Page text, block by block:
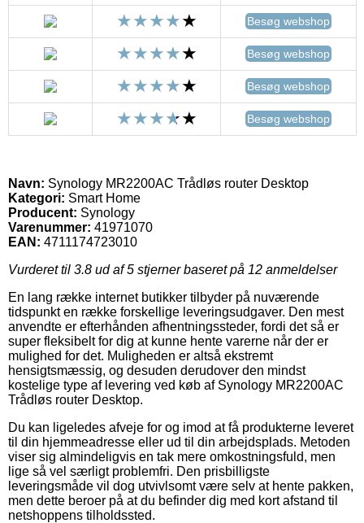
Besøg webshop
Besøg webshop
Besøg webshop
Besøg webshop
Navn: Synology MR2200AC Trådløs router Desktop
Kategori: Smart Home
Producent: Synology
Varenummer: 41971070
EAN: 4711174723010
Vurderet til 3.8 ud af 5 stjerner baseret på 12 anmeldelser
En lang række internet butikker tilbyder på nuværende
tidspunkt en række forskellige leveringsudgaver. Den mest
anvendte er efterhånden afhentningssteder, fordi det så er
super fleksibelt for dig at kunne hente varerne når der er
mulighed for det. Muligheden er altså ekstremt
hensigtsmæssig, og desuden derudover den mindst
kostelige type af levering ved køb af Synology MR2200AC
Trådløs router Desktop.
Du kan ligeledes afveje for og imod at få produkterne leveret
til din hjemmeadresse eller ud til din arbejdsplads. Metoden
viser sig almindeligvis en tak mere omkostningsfuld, men
lige så vel særligt problemfri. Den prisbilligste
leveringsmåde vil dog utvivlsomt være selv at hente pakken,
men dette beroer på at du befinder dig med kort afstand til
netshoppens tilholdssted.